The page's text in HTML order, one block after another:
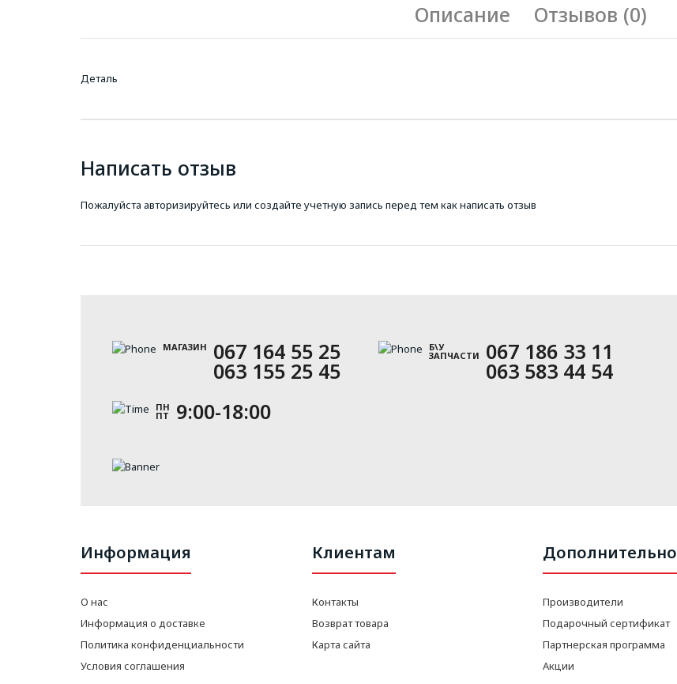
Описание Отзывов (0)
Деталь
Написать отзыв
Пожалуйста авторизируйтесь или создайте учетную запись перед тем как написать отзыв
МАГАЗИН 067 164 55 25
063 155 25 45
Б\У
ЗАПЧАСТИ 067 186 33 11
063 583 44 54
ПН
ПТ 9:00-18:00
Информация
О нас
Информация о доставке
Политика конфиденциальности
Условия соглашения
Клиентам
Контакты
Возврат товара
Карта сайта
Дополнительно
Производители
Подарочный сертификат
Партнерская программа
Акции